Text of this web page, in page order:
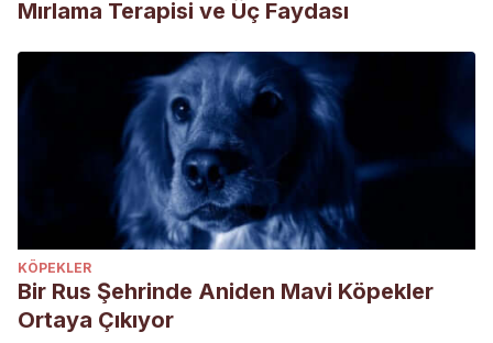
Mırlama Terapisi ve Üç Faydası
KÖPEKLER
Bir Rus Şehrinde Aniden Mavi Köpekler
Ortaya Çıkıyor